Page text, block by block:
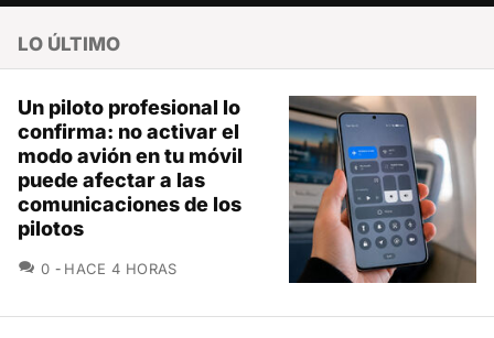
LO ÚLTIMO
Un piloto profesional lo
confirma: no activar el
modo avión en tu móvil
puede afectar a las
comunicaciones de los
pilotos
0 COMENTARIOS
HACE 4 HORAS